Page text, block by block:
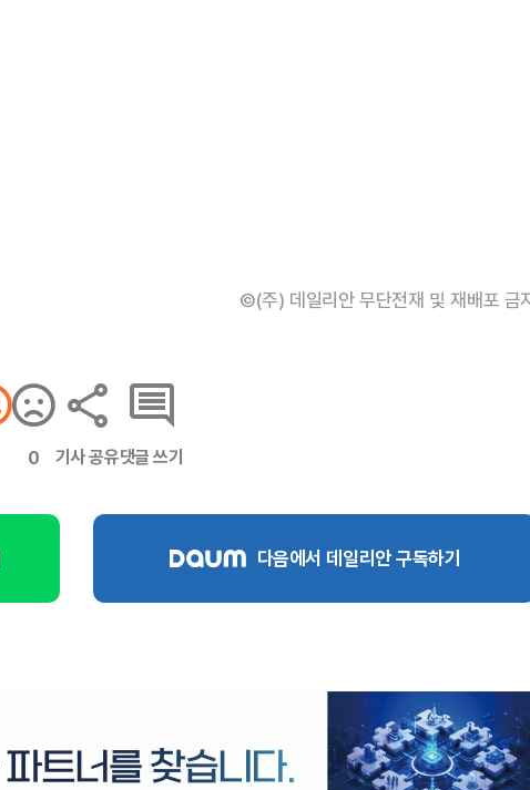
©(주) 데일리안 무단전재 및 재배포 금
0 기사 공유댓글 쓰기
다음에서 데일리안 구독하기